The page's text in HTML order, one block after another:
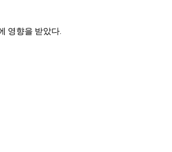
영향을 받았다.